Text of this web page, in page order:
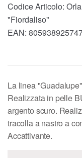
Codice Articolo:
"Fiordaliso"
EAN:
La linea
Realizzata in pelle
argento scuro.
tracolla a nastro a
Accattivante.